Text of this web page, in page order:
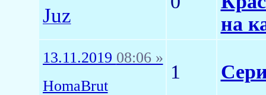
Juz
на
13.11.2019 08:06 »
HomaBrut
1